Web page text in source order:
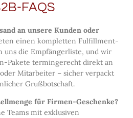
FAQS
an unsere Kunden oder
einen kompletten Fulfillment-
uns die Empfängerliste, und wir
Pakete termingerecht direkt an
Mitarbeiter – sicher verpackt
Grußbotschaft.
für Firmen-Geschenke?
Teams mit exklusiven